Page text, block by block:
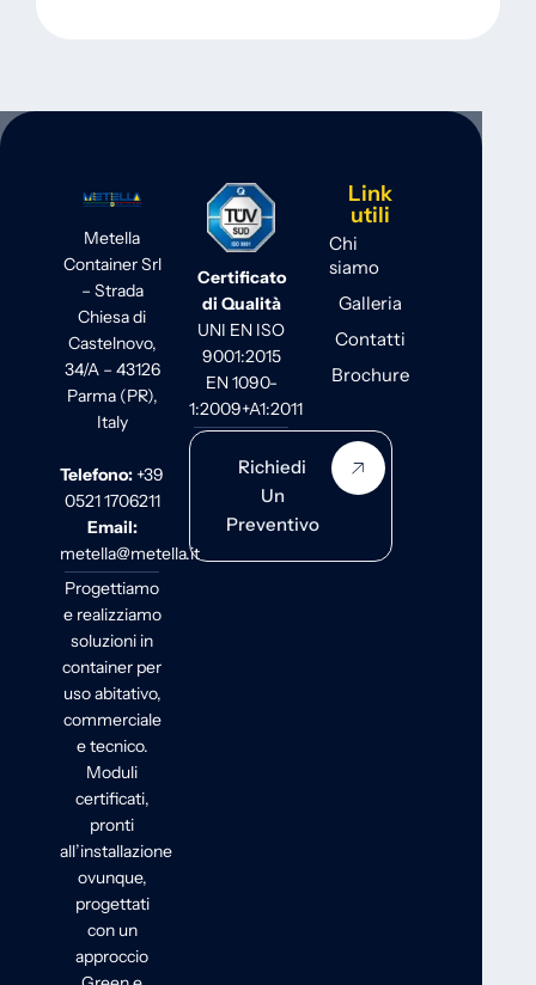
Metella
Container Srl
– Strada
Chiesa di
Castelnovo,
34/A – 43126
Parma (PR),
Italy
Telefono:+39
0521 1706211
Email:
metella@metella.it
Progettiamo
e realizziamo
soluzioni in
container per
uso abitativo,
commerciale
e tecnico.
Moduli
certificati,
pronti
all’installazione
ovunque,
progettati
con un
approccio
Certificato
di Qualità
UNI EN ISO
9001:2015
EN 1090-
1:2009+A1:2011
Richiedi
Un
Preventivo
Link
utili
Chi
siamo
Galleria
Contatti
Brochure